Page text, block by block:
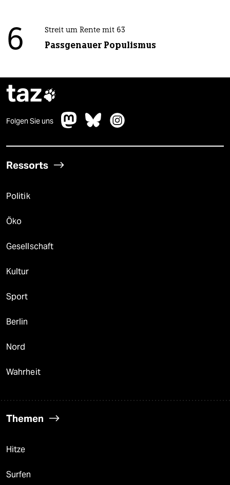
6 Streit um Rente mit 63
Passgenauer Populismus
taz
Folgen Sie uns
Ressorts
Politik
Öko
Gesellschaft
Kultur
Sport
Berlin
Nord
Wahrheit
Themen
Hitze
Surfen